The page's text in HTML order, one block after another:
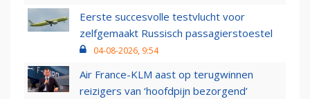
Eerste succesvolle testvlucht voor
zelfgemaakt Russisch passagierstoestel
04-08-2026, 9:54
Air France-KLM aast op terugwinnen
reizigers van ‘hoofdpijn bezorgend’